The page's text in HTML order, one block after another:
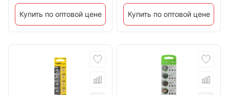
Купить по оптовой цене Купить по оптовой цене